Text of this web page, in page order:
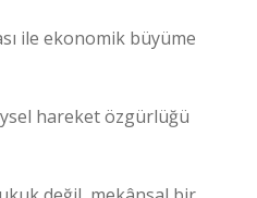
ile ekonomik büyüme
hareket özgürlüğü